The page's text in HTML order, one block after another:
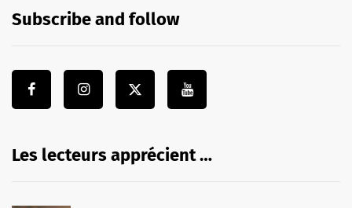
Subscribe and follow
Les lecteurs apprécient …